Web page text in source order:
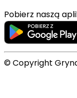
Pobierz naszą
© Copyright